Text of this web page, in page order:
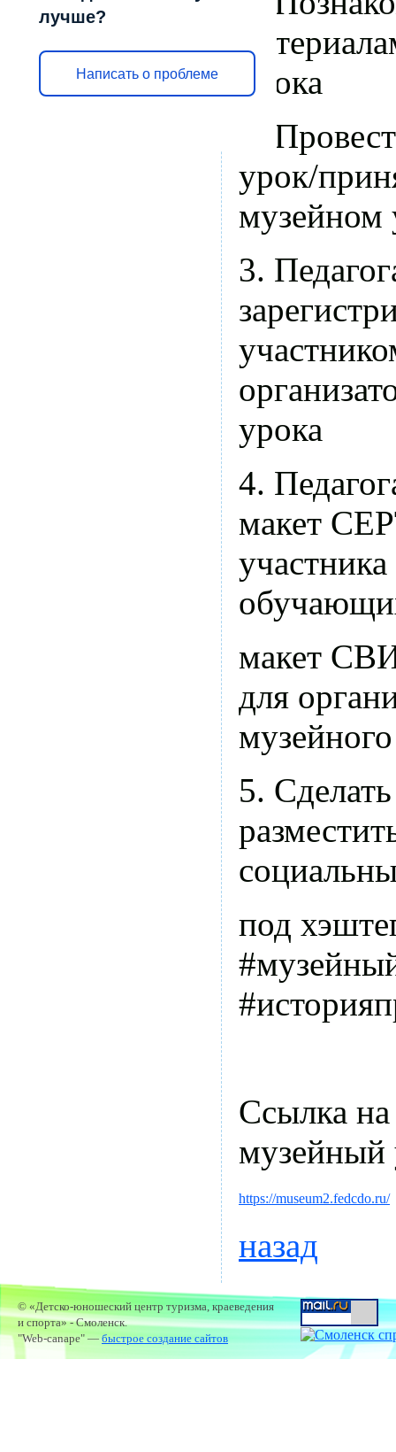
урока
2.
урок/
музейном
3.
урока
4.
макет
макет
для
5.
под
Ссылка
https://museum2.fedcdo.ru/
назад
лучше?
Написать о проблеме
© «Детско-юношеский центр туризма, краеведения
и спорта» - Смоленск.
"Web-canape" —быстрое создание сайтов